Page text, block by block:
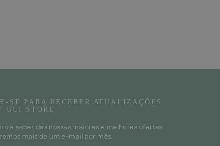
SE PARA RECEBER ATUALIZAÇÕES
GUI STORE
a saber das nossas maiores e melhores ofertas.
mais de um e-mail por mês.